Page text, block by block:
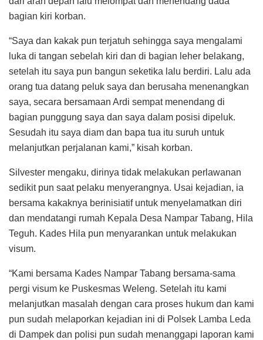
bagian kiri korban.
“Saya dan kakak pun terjatuh sehingga saya mengalami
luka di tangan sebelah kiri dan di bagian leher belakang,
setelah itu saya pun bangun seketika lalu berdiri. Lalu ada
orang tua datang peluk saya dan berusaha menenangkan
saya, secara bersamaan Ardi sempat menendang di
bagian punggung saya dan saya dalam posisi dipeluk.
Sesudah itu saya diam dan bapa tua itu suruh untuk
melanjutkan perjalanan kami,” kisah korban.
Silvester mengaku, dirinya tidak melakukan perlawanan
sedikit pun saat pelaku menyerangnya. Usai kejadian, ia
bersama kakaknya berinisiatif untuk menyelamatkan diri
dan mendatangi rumah Kepala Desa Nampar Tabang, Hila
Teguh. Kades Hila pun menyarankan untuk melakukan
visum.
“Kami bersama Kades Nampar Tabang bersama-sama
pergi visum ke Puskesmas Weleng. Setelah itu kami
melanjutkan masalah dengan cara proses hukum dan kami
pun sudah melaporkan kejadian ini di Polsek Lamba Leda
di Dampek dan polisi pun sudah menanggapi laporan kami